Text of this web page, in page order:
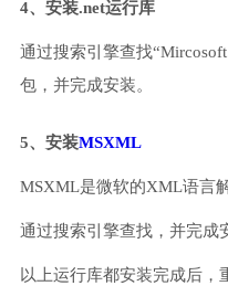
4、安装.net运行库
通过搜索引擎查找
包，并完成安装。
5、安装MSXML
MSXML是微软的XML语言
通过搜索引擎查找，并完成
以上运行库都安装完成后，